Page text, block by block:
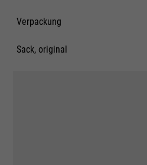
Verpackung
Sack, original